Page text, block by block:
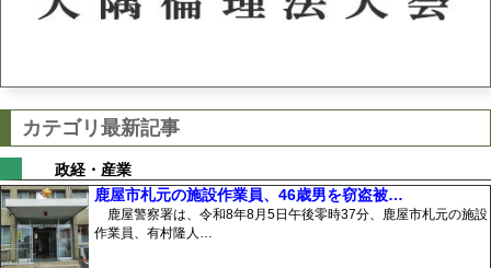
カテゴリ最新記事
政経・産業
鹿屋市札元の施設作業員、46歳男を窃盗被…
鹿屋警察署は、令和8年8月5日午後零時37分、鹿屋市札元の施設
作業員、有村隆人…